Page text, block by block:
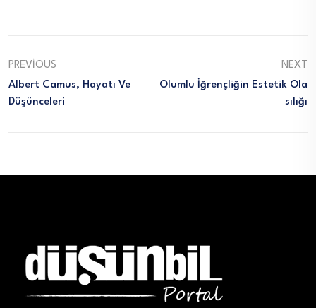
PREVIOUS
Albert Camus, Hayatı Ve
Düşünceleri
NEXT
Olumlu İğrençliğin Estetik Ola
Sılığı